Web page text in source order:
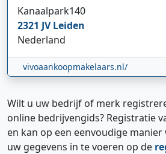
Kanaalpark140
2321 JVLeiden
Nederland
vivoaankoopmakelaars.nl/
Wilt u uw bedrijf of merk
online bedrijvengids? Registratie
en kan op een eenvoudige
uw gegevens in te voeren op de